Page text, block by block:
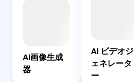
AI画像生成
器
AI ビデオジ
ェネレータ
ー
生
成
オ
ト
PDF
ッ
ト